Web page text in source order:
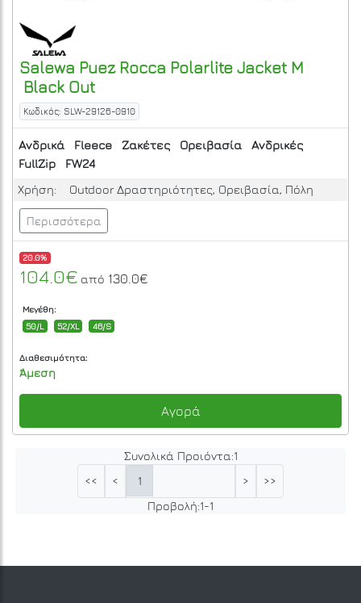
Salewa Puez Rocca Polarlite Jacket M
Black Out
Κωδικός: SLW-29126-0910
Ανδρικά Fleece Ζακέτες Ορειβασία
Ανδρικές
FullZip
FW24
Χρήση:
Outdoor Δραστηριότητες, Ορειβασία, Πόλη
Περισσότερα
20.0%
104.0€ από 130.0€
Μεγέθη:
50/L
52/XL 46/S
Διαθεσιμότητα:
Άμεση
Αγορά
Συνολικά Προιόντα:1
<<
< 1 >
>>
Προβολή:1-1